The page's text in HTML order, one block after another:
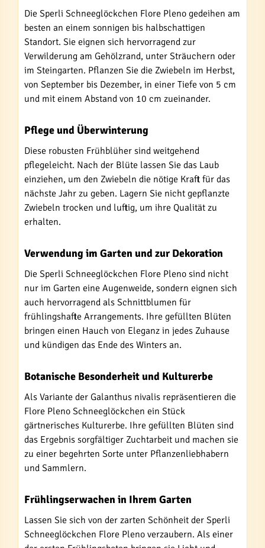
Die Sperli Schneeglöckchen Flore Pleno gedeihen am
besten an einem sonnigen bis halbschattigen
Standort. Sie eignen sich hervorragend zur
Verwilderung am Gehölzrand, unter Sträuchern oder
im Steingarten. Pflanzen Sie die Zwiebeln im Herbst,
von September bis Dezember, in einer Tiefe von 5 cm
und mit einem Abstand von 10 cm zueinander.
Pflege und Überwinterung
Diese robusten Frühblüher sind weitgehend
pflegeleicht. Nach der Blüte lassen Sie das Laub
einziehen, um den Zwiebeln die nötige Kraft für das
nächste Jahr zu geben. Lagern Sie nicht gepflanzte
Zwiebeln trocken und luftig, um ihre Qualität zu
erhalten.
Verwendung im Garten und zur Dekoration
Die Sperli Schneeglöckchen Flore Pleno sind nicht
nur im Garten eine Augenweide, sondern eignen sich
auch hervorragend als Schnittblumen für
frühlingshafte Arrangements. Ihre gefüllten Blüten
bringen einen Hauch von Eleganz in jedes Zuhause
und kündigen das Ende des Winters an.
Botanische Besonderheit und Kulturerbe
Als Variante der Galanthus nivalis repräsentieren die
Flore Pleno Schneeglöckchen ein Stück
gärtnerisches Kulturerbe. Ihre gefüllten Blüten sind
das Ergebnis sorgfältiger Zuchtarbeit und machen sie
zu einer begehrten Sorte unter Pflanzenliebhabern
und Sammlern.
Frühlingserwachen in Ihrem Garten
Lassen Sie sich von der zarten Schönheit der Sperli
Schneeglöckchen Flore Pleno verzaubern. Als einer